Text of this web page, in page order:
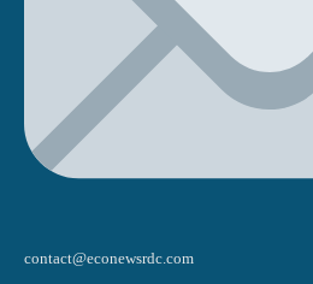
contact@econewsrdc.com